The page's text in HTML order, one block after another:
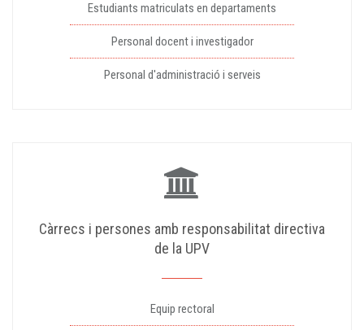
Estudiants matriculats en departaments
Personal docent i investigador
Personal d'administració i serveis
Càrrecs i persones amb responsabilitat directiva
de la UPV
Equip rectoral